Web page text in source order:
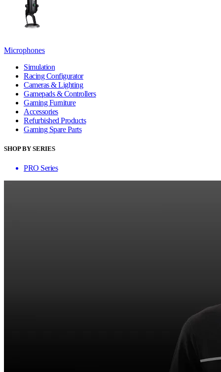
Microphones
Simulation
Racing Configurator
Cameras & Lighting
Gamepads & Controllers
Gaming Furniture
Accessories
Refurbished Products
Gaming Spare Parts
SHOP BY SERIES
PRO Series